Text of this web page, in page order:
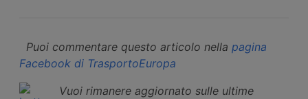
Puoi commentare questo articolo nella pagina
Facebook di TrasportoEuropa
Vuoi rimanere aggiornato sulle ultime